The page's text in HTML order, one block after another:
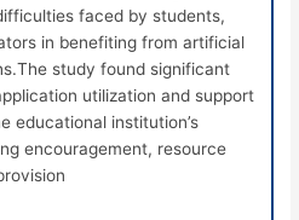
faced by students,
in benefiting from artificial
study found significant
utilization and support
educational institution’s
encouragement, resource